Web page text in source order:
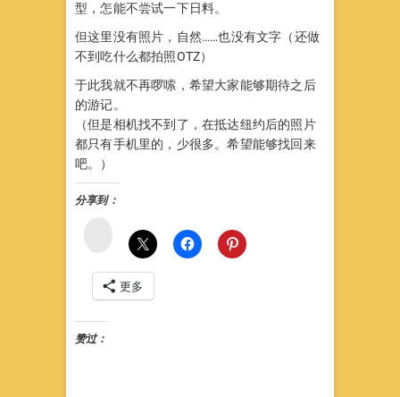
型，怎能不尝试一下日料。
但这里没有照片，自然……也没有文字（还做
不到吃什么都拍照OTZ）
于此我就不再啰嗦，希望大家能够期待之后
的游记。
（但是相机找不到了，在抵达纽约后的照片
都只有手机里的，少很多。希望能够找回来
吧。）
分享到：
更多
赞过：